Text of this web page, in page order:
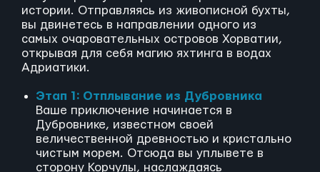
истории. Отправляясь из живописной бухты,
вы двинетесь в направлении одного из
самых очаровательных островов Хорватии,
открывая для себя магию яхтинга в водах
Адриатики.
Этап 1: Отплывание из Дубровника
Ваше приключение начинается в
Дубровнике, известном своей
величественной древностью и кристально
чистым морем. Отсюда вы уплывете в
сторону Корчулы, наслаждаясь